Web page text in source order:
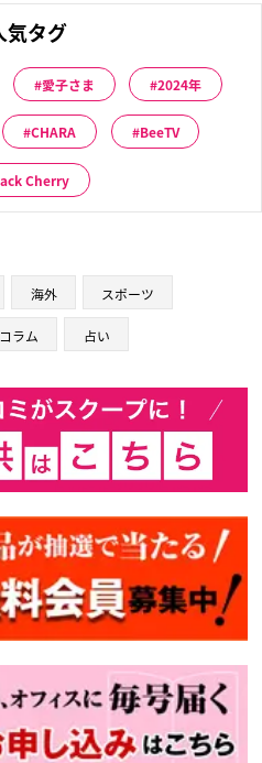
気タグ
愛子さま 2024年
CHARA BeeTV
Cherry
海外 スポーツ
コラム 占い